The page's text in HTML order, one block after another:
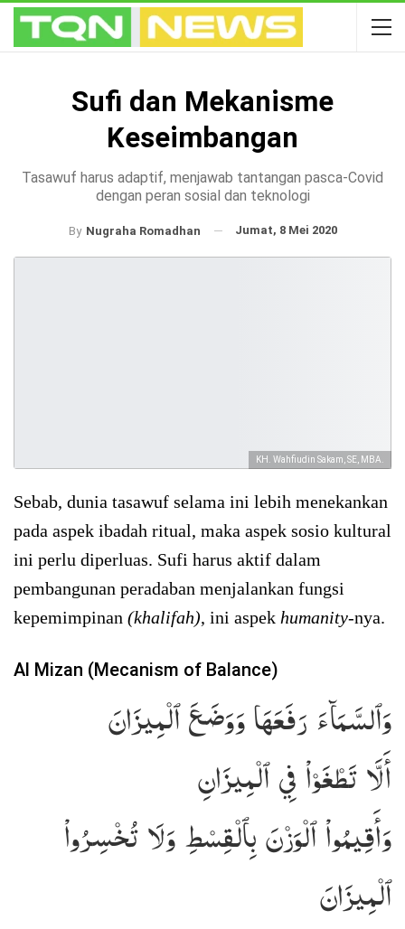
Sufi dan Mekanisme
Keseimbangan
Tasawuf harus adaptif, menjawab tantangan pasca-Covid
dengan peran sosial dan teknologi
By Nugraha Romadhan Jumat, 8 Mei 2020
KH. Wahfiudin Sakam, SE, MBA.
Sebab, dunia tasawuf selama ini lebih menekankan
pada aspek ibadah ritual, maka aspek sosio kultural
ini perlu diperluas. Sufi harus aktif dalam
pembangunan peradaban menjalankan fungsi
kepemimpinan (khalifah), ini aspek humanity-nya.
Al Mizan (Mecanism of Balance)
وَٱلسَّمَآءَ رَفَعَهَا وَوَضَعَ ٱلۡمِيزَانَ
أَلَّا تَطۡغَوۡاْ فِي ٱلۡمِيزَانِ
وَأَقِيمُواْ ٱلۡوَزۡنَ بِٱلۡقِسۡطِ وَلَا تُخۡسِرُواْ
ٱلۡمِيزَانَ